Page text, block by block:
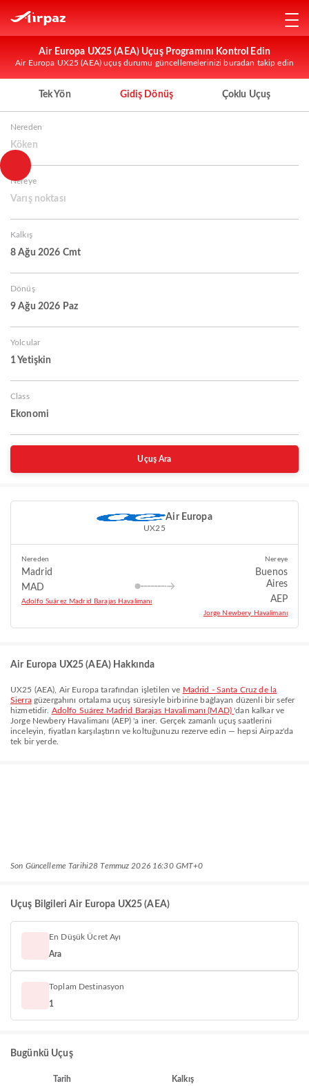
Air Europa UX25 (AEA) Uçuş Programını Kontrol Edin
Air Europa UX25 (AEA) uçuş durumu güncellemelerinizi buradan takip edin
Tek Yön Gidiş Dönüş Çoklu Uçuş
Nereden
Köken
Nereye
Varış noktası
Kalkış
8 Ağu 2026 Cmt
Dönüş
9 Ağu 2026 Paz
Yolcular
1 Yetişkin
Class
Ekonomi
Uçuş Ara
Air Europa
UX25
Nereden
Madrid
MAD
Adolfo Suárez Madrid Barajas Havalimanı
Nereye
Buenos
Aires
AEP
Jorge Newbery Havalimanı
Air Europa UX25 (AEA) Hakkında
UX25 (AEA), Air Europa tarafından işletilen ve Madrid - Santa Cruz de la
Sierragüzergahını ortalama uçuş süresiyle birbirine bağlayan düzenli bir sefer
hizmetidir. Adolfo Suárez Madrid Barajas Havalimanı (MAD)'dan kalkar ve
Jorge Newbery Havalimanı (AEP)'a iner. Gerçek zamanlı uçuş saatlerini
inceleyin, fiyatları karşılaştırın ve koltuğunuzu rezerve edin — hepsi Airpaz'da
tek bir yerde.
Son Güncelleme Tarihi28 Temmuz 2026 16:30 GMT+0
Uçuş Bilgileri Air Europa UX25 (AEA)
En Düşük Ücret Ayı
Ara
Toplam Destinasyon
1
Bugünkü Uçuş
Tarih Kalkış